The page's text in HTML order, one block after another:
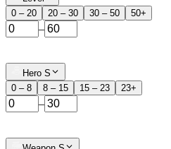
0 – 20
20 – 30 30 – 50 50+
–
Hero S
0 – 8
8 – 15 15 – 23 23+
–